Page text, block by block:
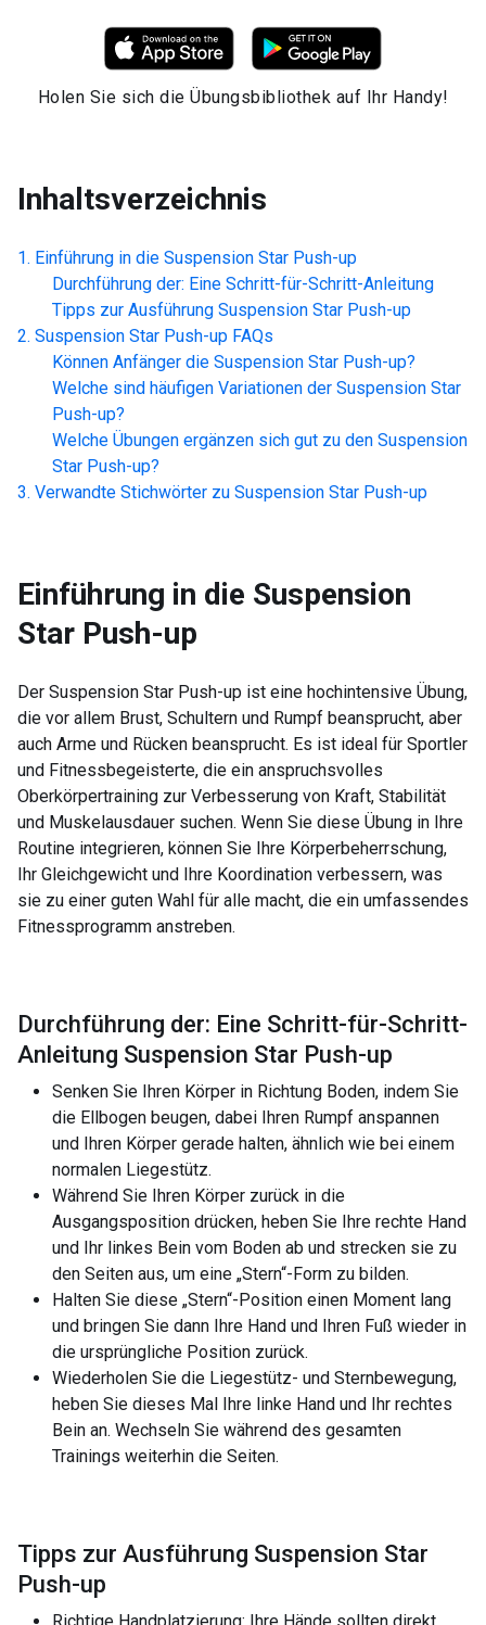
Holen Sie sich die Übungsbibliothek auf Ihr Handy!
Inhaltsverzeichnis
Einführung in die Suspension Star Push-up
Durchführung der: Eine Schritt-für-Schritt-Anleitung
Tipps zur Ausführung Suspension Star Push-up
Suspension Star Push-up FAQs
Können Anfänger die Suspension Star Push-up?
Welche sind häufigen Variationen der Suspension Star
Push-up?
Welche Übungen ergänzen sich gut zu den Suspension
Star Push-up?
Verwandte Stichwörter zu Suspension Star Push-up
Einführung in die Suspension
Star Push-up
Der Suspension Star Push-up ist eine hochintensive Übung,
die vor allem Brust, Schultern und Rumpf beansprucht, aber
auch Arme und Rücken beansprucht. Es ist ideal für Sportler
und Fitnessbegeisterte, die ein anspruchsvolles
Oberkörpertraining zur Verbesserung von Kraft, Stabilität
und Muskelausdauer suchen. Wenn Sie diese Übung in Ihre
Routine integrieren, können Sie Ihre Körperbeherrschung,
Ihr Gleichgewicht und Ihre Koordination verbessern, was
sie zu einer guten Wahl für alle macht, die ein umfassendes
Fitnessprogramm anstreben.
Durchführung der: Eine Schritt-für-Schritt-
Anleitung Suspension Star Push-up
Senken Sie Ihren Körper in Richtung Boden, indem Sie
die Ellbogen beugen, dabei Ihren Rumpf anspannen
und Ihren Körper gerade halten, ähnlich wie bei einem
normalen Liegestütz.
Während Sie Ihren Körper zurück in die
Ausgangsposition drücken, heben Sie Ihre rechte Hand
und Ihr linkes Bein vom Boden ab und strecken sie zu
den Seiten aus, um eine „Stern“-Form zu bilden.
Halten Sie diese „Stern“-Position einen Moment lang
und bringen Sie dann Ihre Hand und Ihren Fuß wieder in
die ursprüngliche Position zurück.
Wiederholen Sie die Liegestütz- und Sternbewegung,
heben Sie dieses Mal Ihre linke Hand und Ihr rechtes
Bein an. Wechseln Sie während des gesamten
Trainings weiterhin die Seiten.
Tipps zur Ausführung Suspension Star
Push-up